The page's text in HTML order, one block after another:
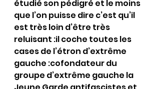
étudié son pédigré et le moins
que l’on puisse dire c’est qu’il
est très loin d’être très
reluisant :il coche toutes les
cases de l’étron d’extrême
gauche :cofondateur du
groupe d’extrême gauche la